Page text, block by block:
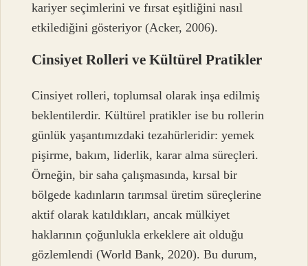
kariyer seçimlerini ve fırsat eşitliğini nasıl
etkilediğini gösteriyor (Acker, 2006).
Cinsiyet Rolleri ve Kültürel Pratikler
Cinsiyet rolleri, toplumsal olarak inşa edilmiş
beklentilerdir. Kültürel pratikler ise bu rollerin
günlük yaşantımızdaki tezahürleridir: yemek
pişirme, bakım, liderlik, karar alma süreçleri.
Örneğin, bir saha çalışmasında, kırsal bir
bölgede kadınların tarımsal üretim süreçlerine
aktif olarak katıldıkları, ancak mülkiyet
haklarının çoğunlukla erkeklere ait olduğu
gözlemlendi (World Bank, 2020). Bu durum,